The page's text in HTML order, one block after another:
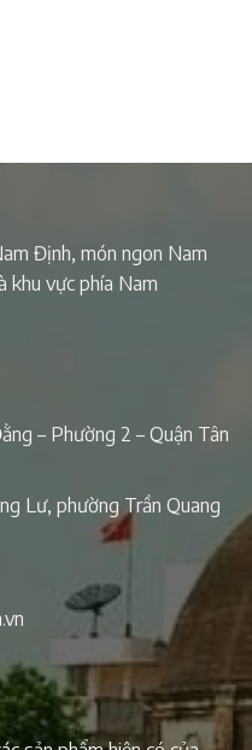
Định, món ngon Nam
khu vực phía Nam
– Phường 2 – Quận Tân
Lư, phường Trần Quang